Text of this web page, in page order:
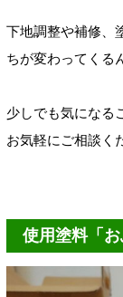
下地調整や補修、
ちが変わってくる
少しでも気になる
お気軽にご相談く
使用塗料「